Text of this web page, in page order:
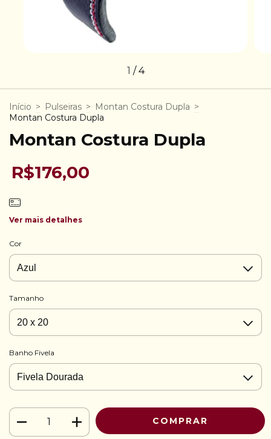
1 /4
Início > Pulseiras > Montan Costura Dupla >
Montan Costura Dupla
Montan Costura Dupla
R$176,00
Ver mais detalhes
Cor
Tamanho
Banho Fivela